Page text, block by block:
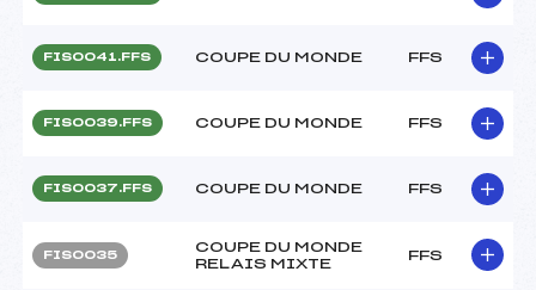
FIS0041.FFS COUPE DU MONDE FFS
FIS0039.FFS COUPE DU MONDE FFS
FIS0037.FFS COUPE DU MONDE FFS
FIS0035
COUPE DU MONDE
RELAIS MIXTE
FFS